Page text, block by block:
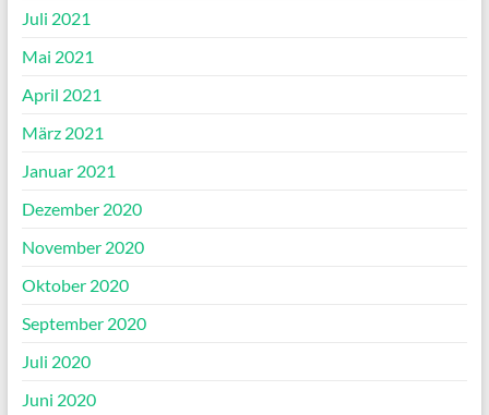
Juli 2021
Mai 2021
April 2021
März 2021
Januar 2021
Dezember 2020
November 2020
Oktober 2020
September 2020
Juli 2020
Juni 2020